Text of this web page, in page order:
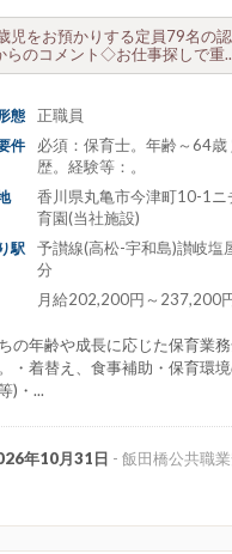
児をお預かりする定員79名の認
のコメント◇お仕事探しで重
態 正職員
件
必須：保育士。年齢～64歳
歴。経験等：。
香川県丸亀市今津町10-1ニ
育園(当社施設)
駅
予讃線(高松-宇和島)讃岐塩
分
月給202,200円～237,200
の年齢や成長に応じた保育業
・着替え、食事補助・保育環
)・...
年10月31日 - 飯田橋公共職